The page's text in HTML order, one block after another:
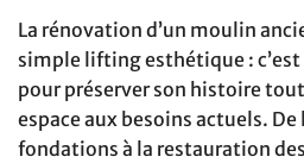
La rénovation d’un moulin
simple lifting esthétique :
pour préserver son histoire
espace aux besoins actuels.
fondations à la restauration